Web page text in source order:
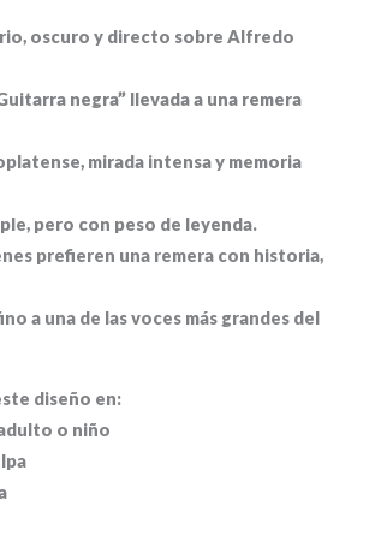
oscuro y directo sobre Alfredo
negra” llevada a una remera
mirada intensa y memoria
pero con peso de leyenda.
prefieren una remera con historia,
a una de las voces más grandes del
diseño en:
o niño